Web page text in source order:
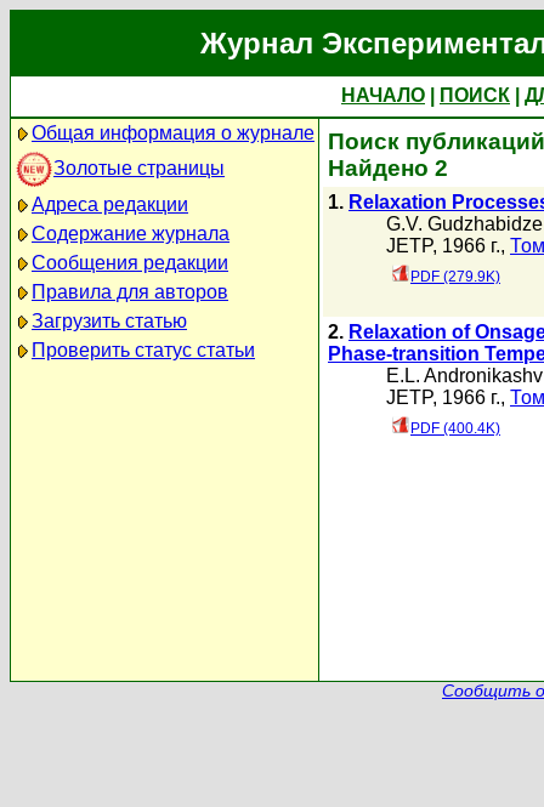
Журнал
НАЧАЛО ПОИСК
Общая информация о журнале
Золотые страницы
Адреса редакции
Содержание журнала
Сообщения редакции
Правила для авторов
Загрузить статью
Проверить статус статьи
Поиск
Найдено 2
1. Relaxation
G.V. Gudzhabidze
JETP, 1966 г.,
PDF (279.9K)
2. Relaxation of
Phase-transition
E.L.
JETP, 1966 г.,
PDF (400.4K)
Сообщить о